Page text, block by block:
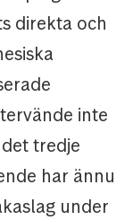
direkta och
inte
tredje
har ännu
under